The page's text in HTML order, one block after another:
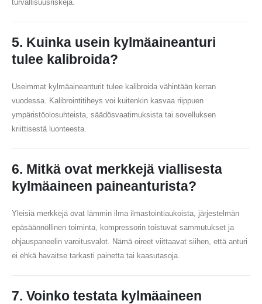
turvallisuusriskejä.
5. Kuinka usein kylmäaineanturi
tulee kalibroida?
Useimmat kylmäaineanturit tulee kalibroida vähintään kerran
vuodessa. Kalibrointitiheys voi kuitenkin kasvaa riippuen
ympäristöolosuhteista, säädösvaatimuksista tai sovelluksen
kriittisestä luonteesta.
6. Mitkä ovat merkkejä viallisesta
kylmäaineen paineanturista?
Yleisiä merkkejä ovat lämmin ilma ilmastointiaukoista, järjestelmän
epäsäännöllinen toiminta, kompressorin toistuvat sammutukset ja
ohjauspaneelin varoitusvalot. Nämä oireet viittaavat siihen, että anturi
ei ehkä havaitse tarkasti painetta tai kaasutasoja.
7. Voinko testata kylmäaineen